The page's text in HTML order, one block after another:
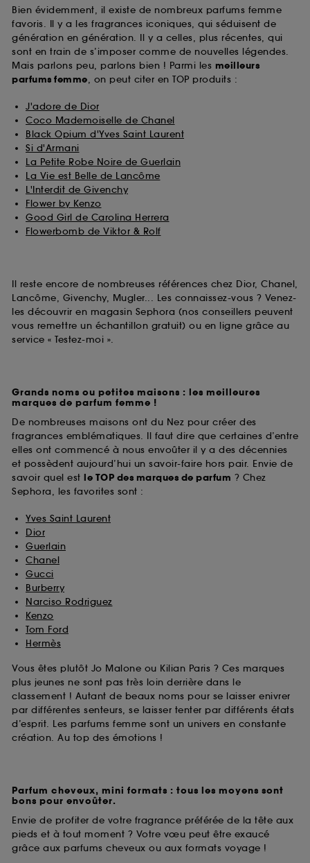
Bien évidemment, il existe de nombreux parfums femme
favoris. Il y a les fragrances iconiques, qui séduisent de
génération en génération. Il y a celles, plus récentes, qui
sont en train de s’imposer comme de nouvelles légendes.
Mais parlons peu, parlons bien ! Parmi les meilleurs
parfums femme, on peut citer en TOP produits :
J'adore de Dior
Coco Mademoiselle de Chanel
Black Opium d'Yves Saint Laurent
Si d'Armani
La Petite Robe Noire de Guerlain
La Vie est Belle de Lancôme
L'Interdit de Givenchy
Flower by Kenzo
Good Girl de Carolina Herrera
Flowerbomb de Viktor & Rolf
Il reste encore de nombreuses références chez Dior, Chanel,
Lancôme, Givenchy, Mugler... Les connaissez-vous ? Venez-
les découvrir en magasin Sephora (nos conseillers peuvent
vous remettre un échantillon gratuit) ou en ligne grâce au
service « Testez-moi ».
Grands noms ou petites maisons : les meilleures
marques de parfum femme !
De nombreuses maisons ont du Nez pour créer des
fragrances emblématiques. Il faut dire que certaines d’entre
elles ont commencé à nous envoûter il y a des décennies
et possèdent aujourd’hui un savoir-faire hors pair. Envie de
savoir quel est le TOP des marques de parfum ? Chez
Sephora, les favorites sont :
Yves Saint Laurent
Dior
Guerlain
Chanel
Gucci
Burberry
Narciso Rodriguez
Kenzo
Tom Ford
Hermès
Vous êtes plutôt Jo Malone ou Kilian Paris ? Ces marques
plus jeunes ne sont pas très loin derrière dans le
classement ! Autant de beaux noms pour se laisser enivrer
par différentes senteurs, se laisser tenter par différents états
d’esprit. Les parfums femme sont un univers en constante
création. Au top des émotions !
Parfum cheveux, mini formats : tous les moyens sont
bons pour envoûter.
Envie de profiter de votre fragrance préférée de la tête aux
pieds et à tout moment ? Votre vœu peut être exaucé
grâce aux parfums cheveux ou aux formats voyage !